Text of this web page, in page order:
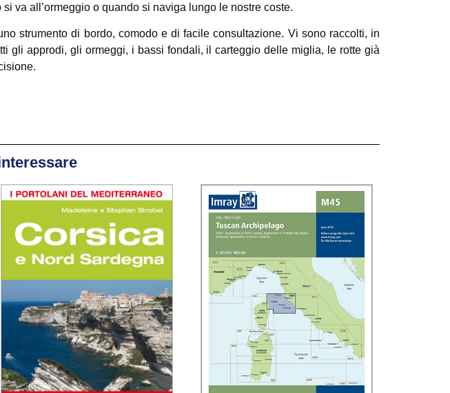
va all’ormeggio o quando si naviga lungo le nostre coste.
strumento di bordo, comodo e di facile consultazione. Vi sono raccolti, in
gli approdi, gli ormeggi, i bassi fondali, il carteggio delle miglia, le rotte già